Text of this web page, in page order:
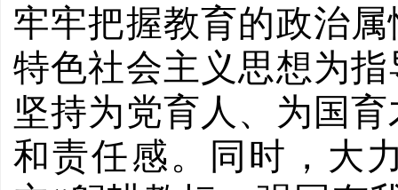
牢牢把握教育的政治
特色社会主义思想为
坚持为党育人、为国
和责任感。同时，大